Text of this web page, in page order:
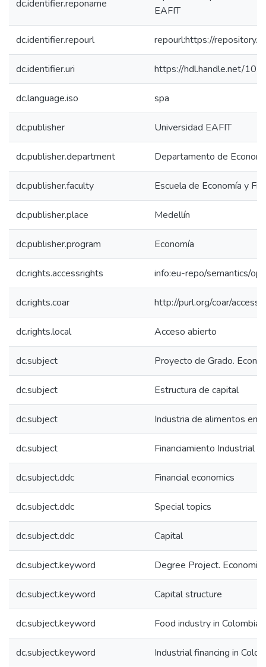
dc.identifier.reponame
EAFIT
dc.identifier.repourl repourl:https://
dc.identifier.uri https://hdl.handle.net/
dc.language.iso spa
dc.publisher Universidad EAFIT
dc.publisher.department Departamento de
dc.publisher.faculty Escuela de Economía y
dc.publisher.place Medellín
dc.publisher.program Economía
dc.rights.accessrights info:eu-repo/semantics/
dc.rights.coar http://purl.org/coar/
dc.rights.local Acceso abierto
dc.subject Proyecto de Grado.
dc.subject Estructura de capital
dc.subject Industria de alimentos en
dc.subject Financiamiento Industrial
dc.subject.ddc Financial economics
dc.subject.ddc Special topics
dc.subject.ddc Capital
dc.subject.keyword Degree Project. Economics
dc.subject.keyword Capital structure
dc.subject.keyword Food industry in Colombia
dc.subject.keyword Industrial financing in